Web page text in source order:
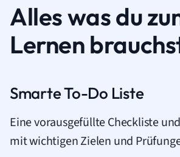
Alles was du
Lernen
Smarte To-Do Liste
Eine vorausgefüllte Checkliste
mit wichtigen Zielen und